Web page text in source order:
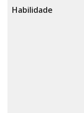
Habilidade